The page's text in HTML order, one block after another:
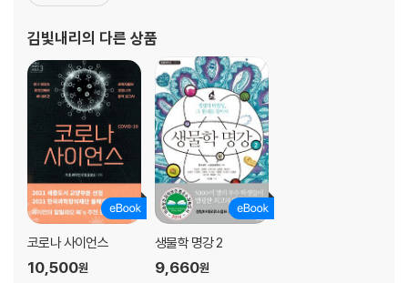
유네스코 세계여성과학자상(2007), 호암상(2009),
김빛내리 의 다른 상품
코로나 사이언스
10,500원
생물학 명강 2
9,660원